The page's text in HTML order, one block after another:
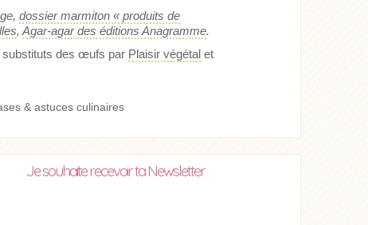
dossier marmiton « produits de
,Agar-agar des éditions Anagramme.
substituts des œufs par Plaisir végétal et
& astuces culinaires
Je souhaite recevoir ta Newsletter